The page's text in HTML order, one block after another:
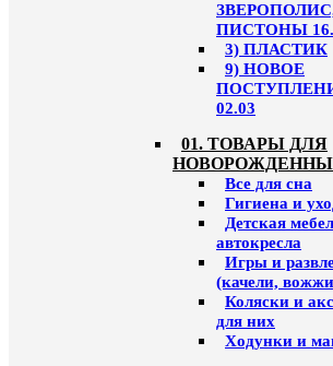
ПИСТОНЫ
3) ПЛАСТИК
9) НОВОЕ
02.03
01. ТОВАРЫ ДЛЯ
Все для сна
Гигиена и
Детская
автокресла
Игры и
(качели,
Коляски и
для них
Ходунки и